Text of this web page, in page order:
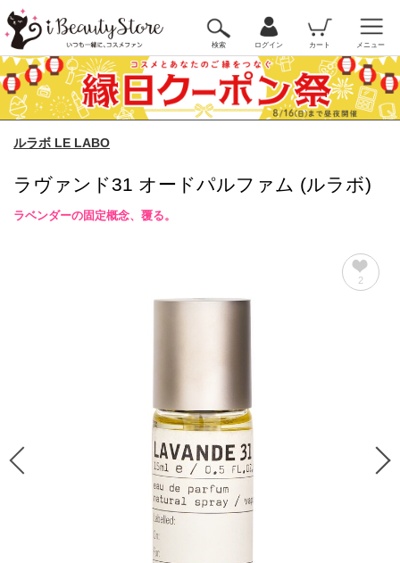
検索 ログイン カート メニュー
ルラボ LE LABO
ラヴァンド31 オードパルファム (ルラボ)
ラベンダーの固定概念、覆る。
2